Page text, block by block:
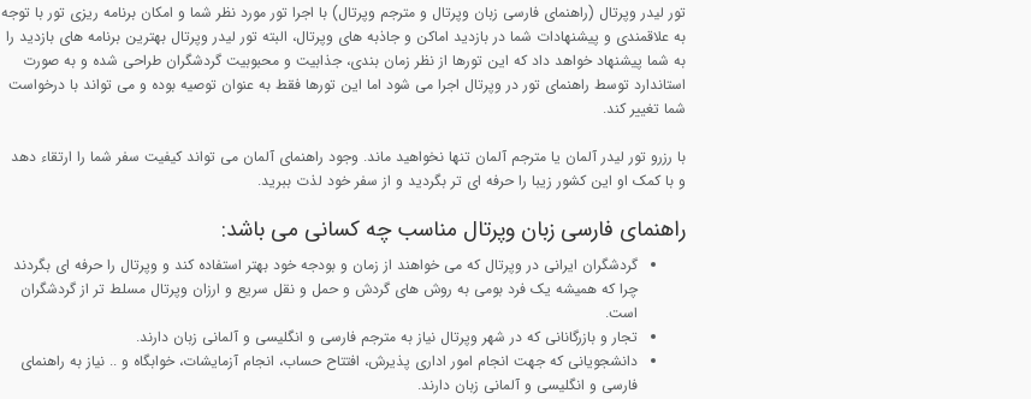
تور لیدر وپرتال (راهنمای فارسی زبان وپرتال و مترجم وپرتال) با اجرا تور مورد نظر شما و امکان برنامه ریزی تور با توجه
به علاقمندی و پیشنهادات شما در بازدید اماکن و جاذبه های وپرتال، البته تور لیدر وپرتال بهترین برنامه های بازدید را
به شما پیشنهاد خواهد داد که این تورها از نظر زمان بندی، جذابیت و محبوبیت گردشگران طراحی شده و به صورت
استاندارد توسط راهنمای تور در وپرتال اجرا می شود اما این تورها فقط به عنوان توصیه بوده و می تواند با درخواست
شما تغییر کند.
با رزرو تور لیدر آلمان یا مترجم آلمان تنها نخواهید ماند. وجود راهنمای آلمان می تواند کیفیت سفر شما را ارتقاء دهد
و با کمک او این کشور زیبا را حرفه ای تر بگردید و از سفر خود لذت ببرید.
راهنمای فارسی زبان وپرتال مناسب چه کسانی می باشد:
گردشگران ایرانی در وپرتال که می خواهند از زمان و بودجه خود بهتر استفاده کند و وپرتال را حرفه ای بگردند
چرا که همیشه یک فرد بومی به روش های گردش و حمل و نقل سریع و ارزان وپرتال مسلط تر از گردشگران
است.
تجار و بازرگانانی که در شهر وپرتال نیاز به مترجم فارسی و انگلیسی و آلمانی زبان دارند.
دانشجویانی که جهت انجام امور اداری پذیرش، افتتاح حساب، انجام آزمایشات، خوابگاه و .. نیاز به راهنمای
فارسی و انگلیسی و آلمانی زبان دارند.